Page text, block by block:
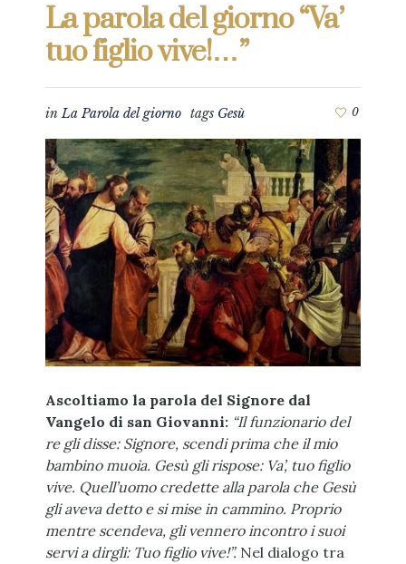
La parola del giorno “Va’
tuo figlio vive!…”
inLa Parola del giorno tags Gesù 0
Ascoltiamo la parola del Signore dal
Vangelo di san Giovanni: “Il funzionario del
re gli disse: Signore, scendi prima che il mio
bambino muoia. Gesù gli rispose: Va’, tuo figlio
vive. Quell’uomo credette alla parola che Gesù
gli aveva detto e si mise in cammino. Proprio
mentre scendeva, gli vennero incontro i suoi
servi a dirgli: Tuo figlio vive!”.Nel dialogo tra